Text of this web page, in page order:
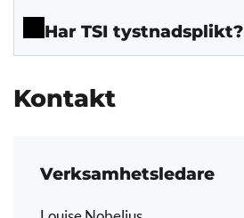
Har TSI tystnadsplikt?
Kontakt
Verksamhetsledare